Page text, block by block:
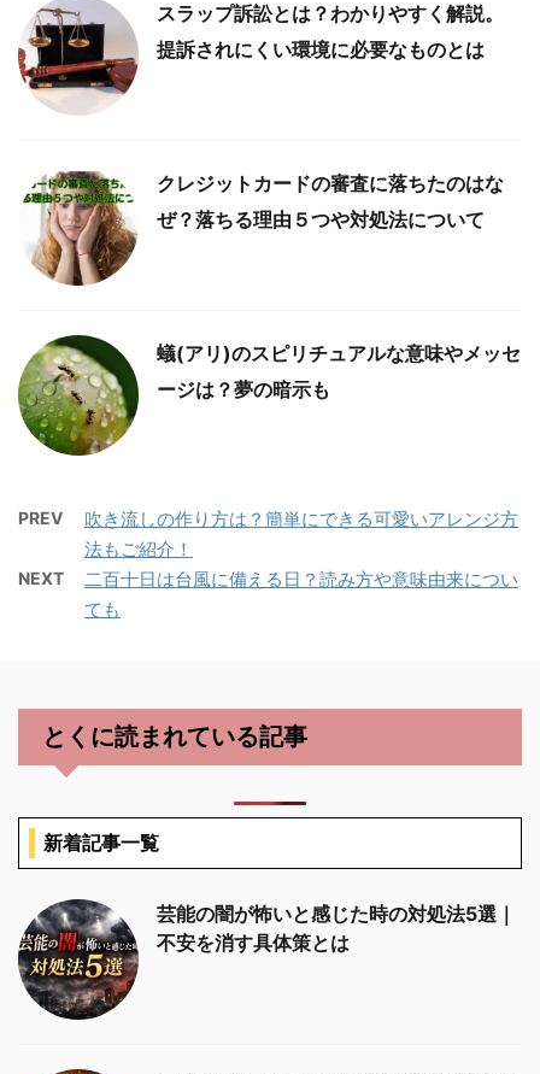
スラップ訴訟とは？わかりやすく解説。
提訴されにくい環境に必要なものとは
クレジットカードの審査に落ちたのはな
ぜ？落ちる理由５つや対処法について
蟻(アリ)のスピリチュアルな意味やメッセ
ージは？夢の暗示も
PREV
吹き流しの作り方は？簡単にできる可愛いアレンジ方
法もご紹介！
NEXT
二百十日は台風に備える日？読み方や意味由来につい
ても
とくに読まれている記事
新着記事一覧
芸能の闇が怖いと感じた時の対処法5選｜
不安を消す具体策とは